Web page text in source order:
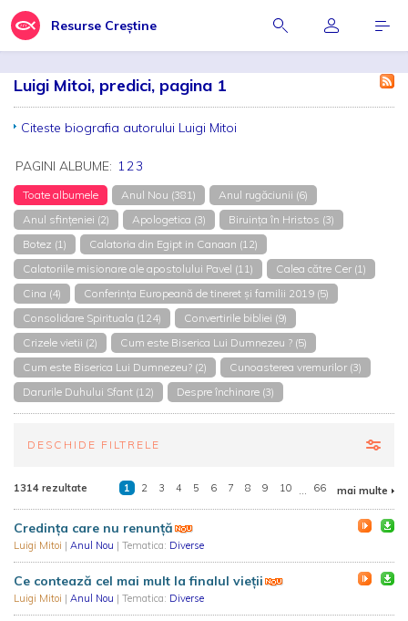
Resurse Creștine
Luigi Mitoi, predici, pagina 1
Citeste biografia autorului Luigi Mitoi
PAGINI ALBUME: 123
Toate albumele Anul Nou (381)
Anul rugăciunii (6)
Anul sfințeniei (2)
Apologetica (3)
Biruința în Hristos (3)
Botez (1)
Calatoria din Egipt in Canaan (12)
Calatoriile misionare ale apostolului Pavel (11)
Calea către Cer (1)
Cina (4)
Conferința Europeană de tineret și familii 2019 (5)
Consolidare Spirituala (124)
Convertirile bibliei (9)
Crizele vietii (2)
Cum este Biserica Lui Dumnezeu ? (5)
Cum este Biserica Lui Dumnezeu? (2)
Cunoasterea vremurilor (3)
Darurile Duhului Sfant (12)
Despre închinare (3)
DESCHIDE FILTRELE
1314 rezultate 1 2 3 4 5 6 7 8 9 10 ... 66 mai multe
Credința care nu renunță
Luigi Mitoi | Anul Nou | Tematica: Diverse
Ce contează cel mai mult la finalul vieții
Luigi Mitoi | Anul Nou | Tematica: Diverse